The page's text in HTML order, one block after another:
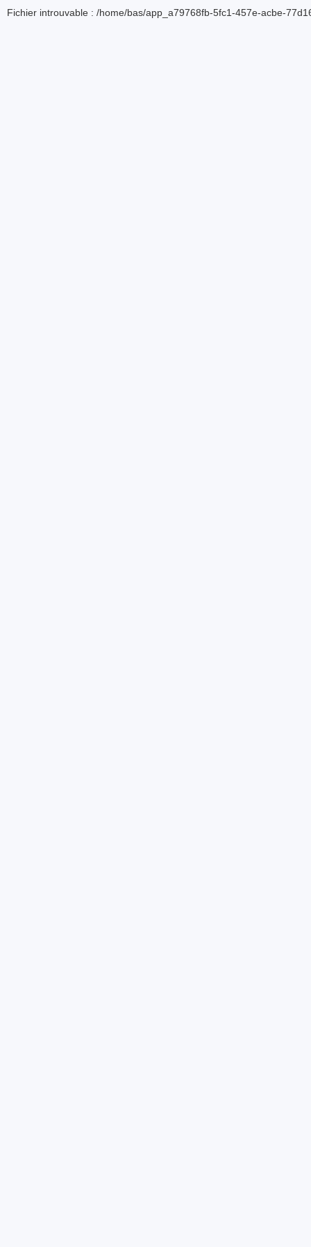
Fichier introuvable : /home/bas/app_a79768fb-5fc1-457e-acbe-